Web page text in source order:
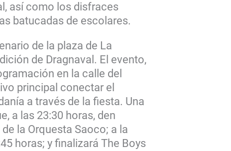
así como los disfraces
batucadas de escolares.
de la plaza de La
de Dragnaval. El evento,
en la calle del
principal conectar el
a través de la fiesta. Una
a las 23:30 horas, den
la Orquesta Saoco; a la
horas; y finalizará The Boys